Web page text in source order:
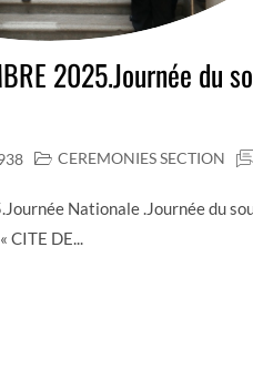
2025.Journée du
CEREMONIES SECTION
Nationale .Journée du
CITE DE...